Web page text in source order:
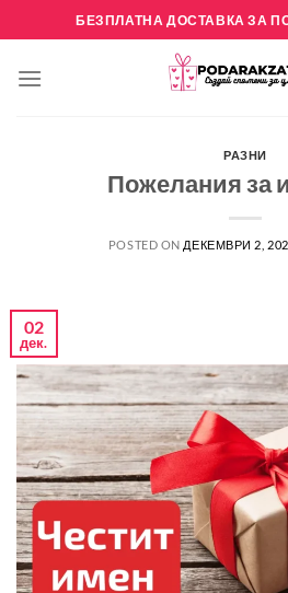
to
content
БЕЗПЛАТНА ДОСТАВКА ЗА
РАЗНИ
Пожелания за
POSTED ON ДЕКЕМВРИ 2,
02
дек.